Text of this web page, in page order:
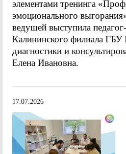
элементами тренинга
эмоционального
ведущей выступила
Калининского филиала
диагностики и
Елена Ивановна.
17.07.2026